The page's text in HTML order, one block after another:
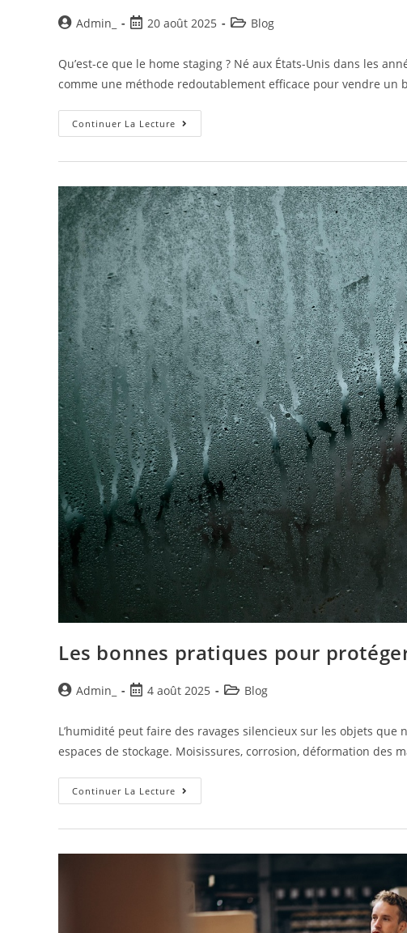
Admin_ 20 août 2025 Blog
Qu’est-ce que le home staging ? Né aux États-Unis dans les
comme une méthode redoutablement efficace pour vendre
Continuer La Lecture
Les bonnes pratiques pour
Admin_ 4 août 2025 Blog
L’humidité peut faire des ravages silencieux sur les objets que
espaces de stockage. Moisissures, corrosion, déformation des
Continuer La Lecture